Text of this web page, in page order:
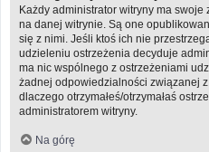
Każdy administrator witryny ma
na danej witrynie. Są one
się z nimi. Jeśli ktoś ich nie
udzieleniu ostrzeżenia decyduje
ma nic wspólnego z ostrzeżeniami
żadnej odpowiedzialności związanej
dlaczego otrzymałeś/otrzymałaś
administratorem witryny.
Na górę